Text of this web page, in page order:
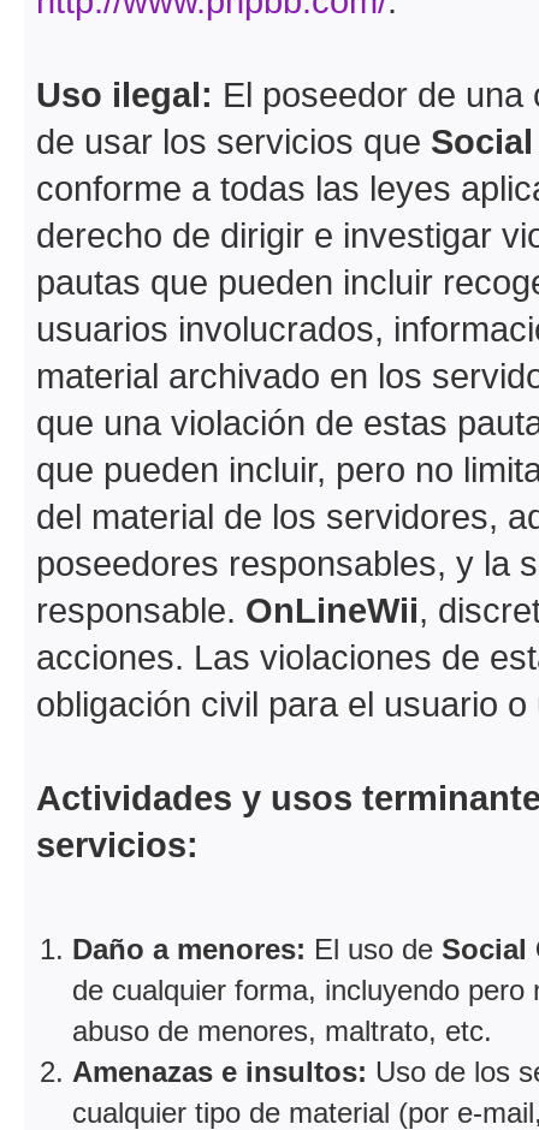
Uso ilegal: El poseedor de
de usar los servicios que
conforme a todas las leyes
derecho de dirigir e investigar
pautas que pueden incluir
usuarios involucrados,
material archivado en los
que una violación de estas
que pueden incluir, pero no
del material de los servidores,
poseedores responsables, y la
responsable. OnLineWii,
acciones. Las violaciones de
obligación civil para el usuario
Actividades y usos
servicios:
Daño a menores: El uso de Social
de cualquier forma, incluyendo
abuso de menores, maltrato, etc.
Amenazas e insultos: Uso de los
cualquier tipo de material (por e-